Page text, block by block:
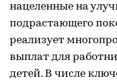
нацеленные на
подрастающего
реализует
выплат для
детей. В числе